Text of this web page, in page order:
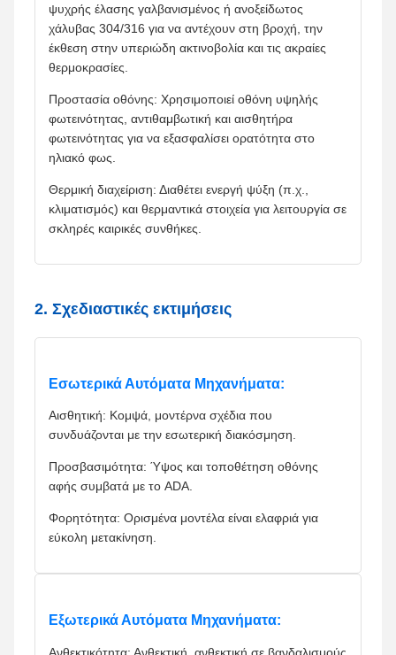
ψυχρής έλασης γαλβανισμένος ή ανοξείδωτος
χάλυβας 304/316 για να αντέχουν στη βροχή, την
έκθεση στην υπεριώδη ακτινοβολία και τις ακραίες
θερμοκρασίες.
Προστασία οθόνης: Χρησιμοποιεί οθόνη υψηλής
φωτεινότητας, αντιθαμβωτική και αισθητήρα
φωτεινότητας για να εξασφαλίσει ορατότητα στο
ηλιακό φως.
Θερμική διαχείριση: Διαθέτει ενεργή ψύξη (π.χ.,
κλιματισμός) και θερμαντικά στοιχεία για λειτουργία σε
σκληρές καιρικές συνθήκες.
2. Σχεδιαστικές εκτιμήσεις
Εσωτερικά Αυτόματα Μηχανήματα:
Αισθητική: Κομψά, μοντέρνα σχέδια που
συνδυάζονται με την εσωτερική διακόσμηση.
Προσβασιμότητα: Ύψος και τοποθέτηση οθόνης
αφής συμβατά με το ADA.
Φορητότητα: Ορισμένα μοντέλα είναι ελαφριά για
εύκολη μετακίνηση.
Εξωτερικά Αυτόματα Μηχανήματα: